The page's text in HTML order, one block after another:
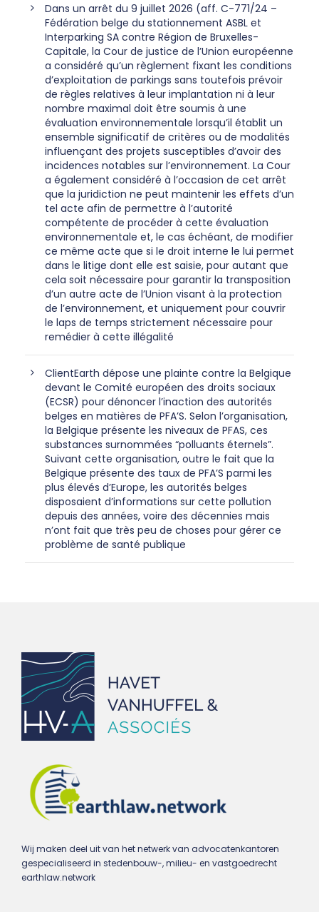
Dans un arrêt du 9 juillet 2026 (aff. C-771/24 –
Fédération belge du stationnement ASBL et
Interparking SA contre Région de Bruxelles-
Capitale, la Cour de justice de l’Union européenne
a considéré qu’un règlement fixant les conditions
d’exploitation de parkings sans toutefois prévoir
de règles relatives à leur implantation ni à leur
nombre maximal doit être soumis à une
évaluation environnementale lorsqu’il établit un
ensemble significatif de critères ou de modalités
influençant des projets susceptibles d’avoir des
incidences notables sur l’environnement. La Cour
a également considéré à l’occasion de cet arrêt
que la juridiction ne peut maintenir les effets d’un
tel acte afin de permettre à l’autorité
compétente de procéder à cette évaluation
environnementale et, le cas échéant, de modifier
ce même acte que si le droit interne le lui permet
dans le litige dont elle est saisie, pour autant que
cela soit nécessaire pour garantir la transposition
d’un autre acte de l’Union visant à la protection
de l’environnement, et uniquement pour couvrir
le laps de temps strictement nécessaire pour
remédier à cette illégalité
ClientEarth dépose une plainte contre la Belgique
devant le Comité européen des droits sociaux
(ECSR) pour dénoncer l’inaction des autorités
belges en matières de PFA’S. Selon l’organisation,
la Belgique présente les niveaux de PFAS, ces
substances surnommées “polluants éternels”.
Suivant cette organisation, outre le fait que la
Belgique présente des taux de PFA’S parmi les
plus élevés d’Europe, les autorités belges
disposaient d’informations sur cette pollution
depuis des années, voire des décennies mais
n’ont fait que très peu de choses pour gérer ce
problème de santé publique
Wij maken deel uit van het netwerk van advocatenkantoren
gespecialiseerd in stedenbouw-, milieu- en vastgoedrecht
earthlaw.network